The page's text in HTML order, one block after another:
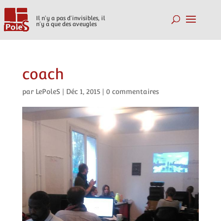
Il n'y a pas d'invisibles, il
n'y a que des aveugles
coach
par LePoleS Déc 1, 2015| 0 commentaires